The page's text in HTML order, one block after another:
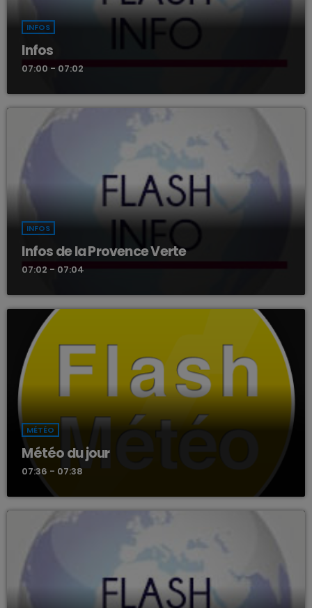
INFOS
Infos
07:00 - 07:02
INFOS
Infos de la Provence Verte
07:02 - 07:04
MÉTÉO
Météo du jour
07:36 - 07:38